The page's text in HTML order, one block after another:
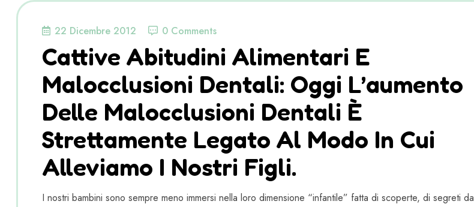
22 Dicembre 2012 0 Comments
Cattive Abitudini Alimentari E
Malocclusioni Dentali: Oggi L’aumento
Delle Malocclusioni Dentali È
Strettamente Legato Al Modo In Cui
Alleviamo I Nostri Figli.
I nostri bambini sono sempre meno immersi nella loro dimensione “infantile” fatta di scoperte, di segreti da